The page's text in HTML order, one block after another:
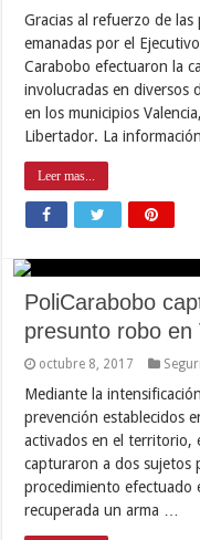
Gracias al refuerzo de
emanadas por el
Carabobo efectuaron la
involucradas en diversos
en los municipios
Libertador. La
Leer mas...
PoliCarabobo
presunto robo en
octubre 8, 2017
Mediante la
prevención establecidos
activados en el territorio,
capturaron a dos
procedimiento efectuado
recuperada un arma …